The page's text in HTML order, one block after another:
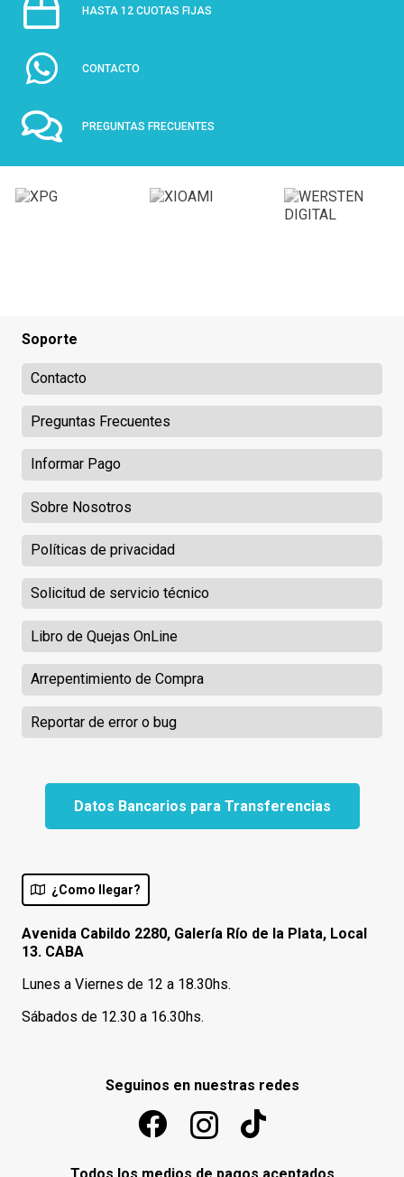
HASTA 12 CUOTAS FIJAS
CONTACTO
PREGUNTAS FRECUENTES
Soporte
Contacto
Preguntas Frecuentes
Informar Pago
Sobre Nosotros
Políticas de privacidad
Solicitud de servicio técnico
Libro de Quejas OnLine
Arrepentimiento de Compra
Reportar de error o bug
Datos Bancarios para Transferencias
¿Como llegar?
Avenida Cabildo 2280, Galería Río de la Plata, Local
13. CABA
Lunes a Viernes de 12 a 18.30hs.
Sábados de 12.30 a 16.30hs.
Seguinos en nuestras redes